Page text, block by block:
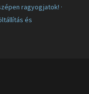
ragyogjatok! ·
és